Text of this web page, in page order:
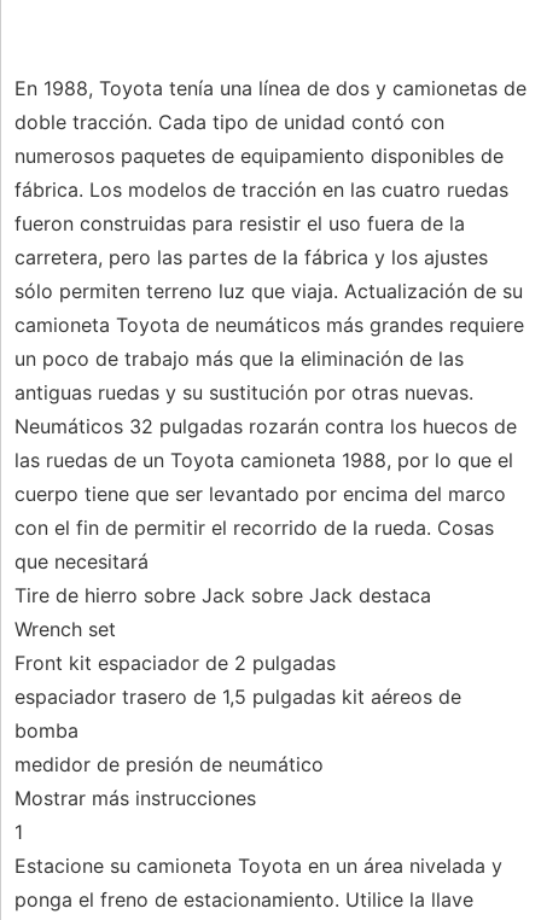
En 1988, Toyota tenía una línea de dos y camionetas de
doble tracción. Cada tipo de unidad contó con
numerosos paquetes de equipamiento disponibles de
fábrica. Los modelos de tracción en las cuatro ruedas
fueron construidas para resistir el uso fuera de la
carretera, pero las partes de la fábrica y los ajustes
sólo permiten terreno luz que viaja. Actualización de su
camioneta Toyota de neumáticos más grandes requiere
un poco de trabajo más que la eliminación de las
antiguas ruedas y su sustitución por otras nuevas.
Neumáticos 32 pulgadas rozarán contra los huecos de
las ruedas de un Toyota camioneta 1988, por lo que el
cuerpo tiene que ser levantado por encima del marco
con el fin de permitir el recorrido de la rueda. Cosas
que necesitará
Tire de hierro sobre Jack sobre Jack destaca
Wrench set
Front kit espaciador de 2 pulgadas
espaciador trasero de 1,5 pulgadas kit aéreos de
bomba
medidor de presión de neumático
Mostrar más instrucciones
1
Estacione su camioneta Toyota en un área nivelada y
ponga el freno de estacionamiento. Utilice la llave